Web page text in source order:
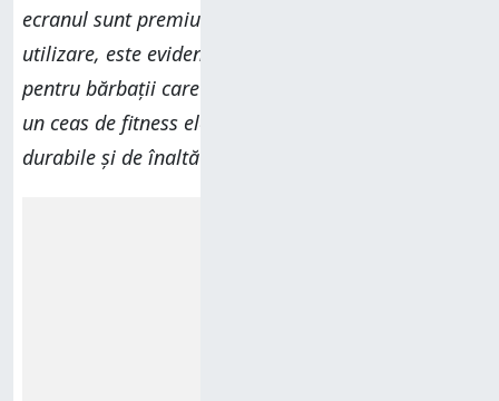
ecranul sunt premium. Iar după doar câteva zile de
utilizare, este evident că acest ceas este creat
pentru bărbații care au un stil de viață activ și vor
un ceas de fitness elegant, realizat din materiale
durabile și de înaltă calitate.